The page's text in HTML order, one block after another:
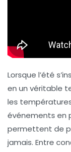
Lorsque l’été
en un véritable
les
événements en
permettent de
jamais. Entre